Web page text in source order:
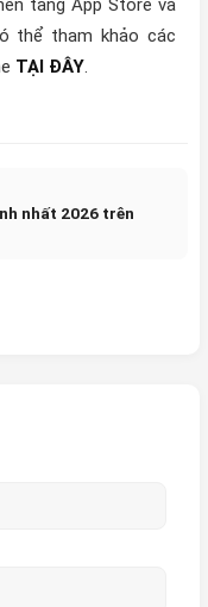
tảng App Store và
thể tham khảo các
TẠI ĐÂY.
nhất 2026 trên